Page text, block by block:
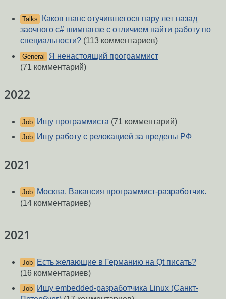
Talks
Каков шанс отучившегося пару лет назад
заочного c# шимпанзе с отличием найти работу по
специальности? (113 комментариев)
General
Я ненастоящий программист
(71 комментарий)
2022
Job Ищу программиста (71 комментарий)
Job Ищу работу с релокацией за пределы РФ
2021
Job
Москва. Вакансия программист-разработчик.
(14 комментариев)
2021
Job
Есть желающие в Германию на Qt писать?
(16 комментариев)
Job
Ищу embedded-разработчика Linux (Санкт-